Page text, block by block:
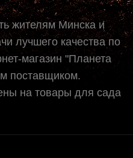
жителям Минска и
лучшего качества по
магазин "Планета
поставщиком.
на товары для сада